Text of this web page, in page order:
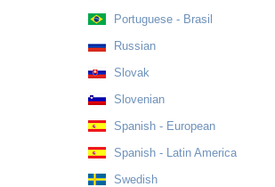
Portuguese - Brasil
Russian
Slovak
Slovenian
Spanish - European
Spanish - Latin America
Swedish